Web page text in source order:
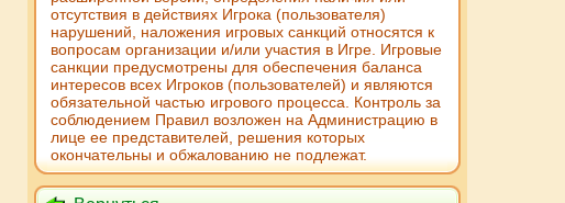
отсутствия в действиях Игрока (пользователя)
нарушений, наложения игровых санкций относятся к
вопросам организации и/или участия в Игре. Игровые
санкции предусмотрены для обеспечения баланса
интересов всех Игроков (пользователей) и являются
обязательной частью игрового процесса. Контроль за
соблюдением Правил возложен на Администрацию в
лице ее представителей, решения которых
окончательны и обжалованию не подлежат.